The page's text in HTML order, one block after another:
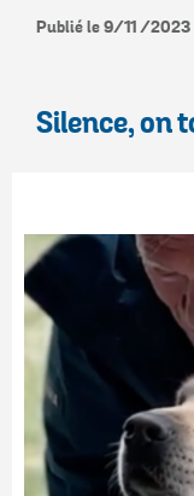
Publié le 9/11 /2023
Silence, on